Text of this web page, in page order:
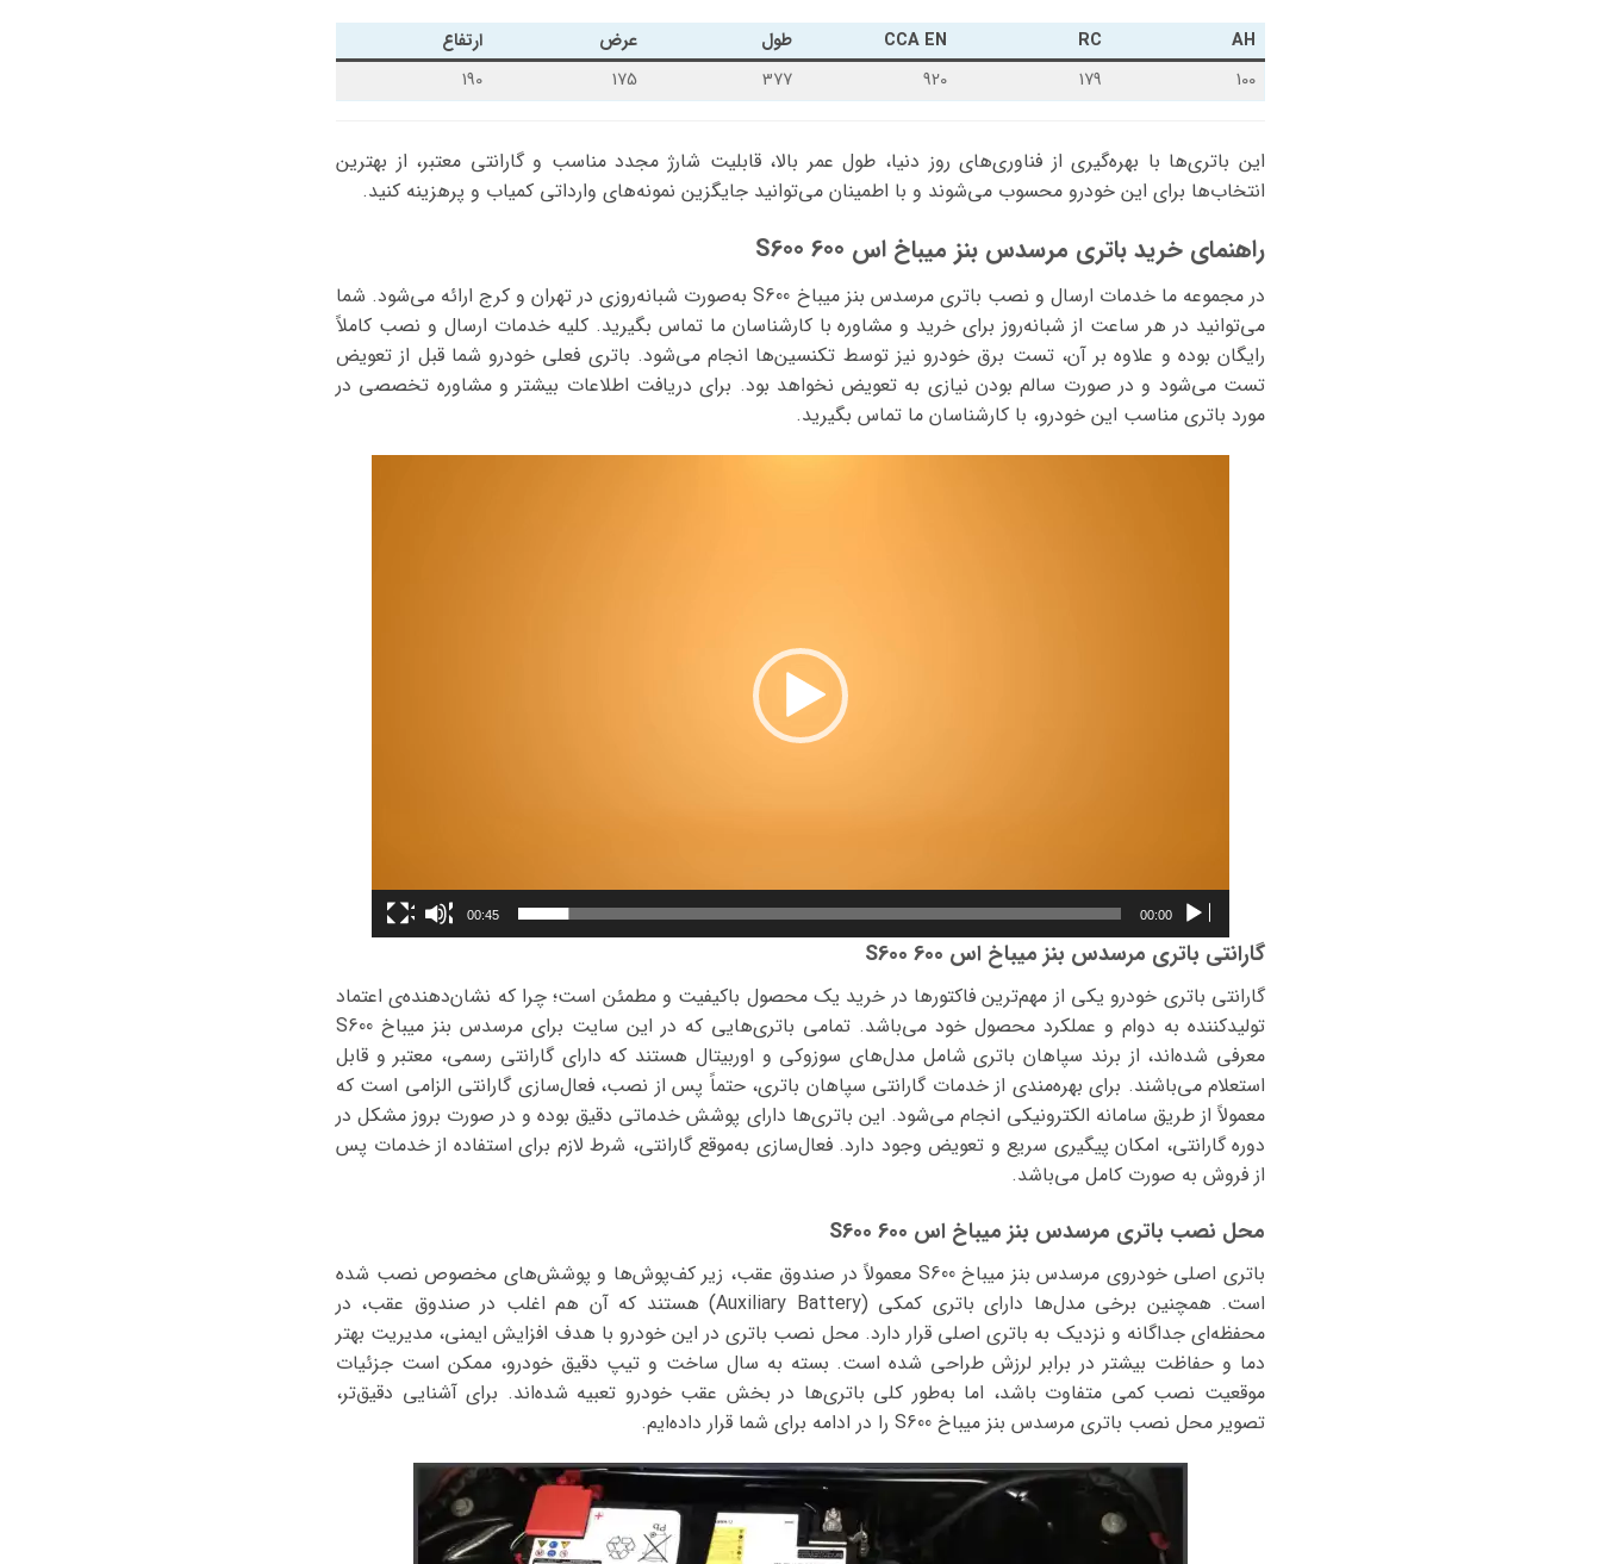
AH
RC
CCA EN طول عرض
ارتفاع
100
179
920
377
175
190
این باتری‌ها با بهره‌گیری از فناوری‌های روز دنیا، طول عمر بالا، قابلیت شارژ مجدد مناسب و گارانتی معتبر، از بهترین
انتخاب‌ها برای این خودرو محسوب می‌شوند و با اطمینان می‌توانید جایگزین نمونه‌های وارداتی کمیاب و پرهزینه کنید.
راهنمای خرید باتری مرسدس بنز میباخ اس 600 S600
در مجموعه ما خدمات ارسال و نصب باتری مرسدس بنز میباخ S600 به‌صورت شبانه‌روزی در تهران و کرج ارائه می‌شود. شما
می‌توانید در هر ساعت از شبانه‌روز برای خرید و مشاوره با کارشناسان ما تماس بگیرید. کلیه خدمات ارسال و نصب کاملاً
رایگان بوده و علاوه بر آن، تست برق خودرو نیز توسط تکنسین‌ها انجام می‌شود. باتری فعلی خودرو شما قبل از تعویض
تست می‌شود و در صورت سالم بودن نیازی به تعویض نخواهد بود. برای دریافت اطلاعات بیشتر و مشاوره تخصصی در
مورد باتری مناسب این خودرو، با کارشناسان ما تماس بگیرید.
00:00
00:45
گارانتی باتری مرسدس بنز میباخ اس 600 S600
گارانتی باتری خودرو یکی از مهم‌ترین فاکتورها در خرید یک محصول باکیفیت و مطمئن است؛ چرا که نشان‌دهنده‌ی اعتماد
تولیدکننده به دوام و عملکرد محصول خود می‌باشد. تمامی باتری‌هایی که در این سایت برای مرسدس بنز میباخ S600
معرفی شده‌اند، از برند سپاهان باتری شامل مدل‌های سوزوکی و اوربیتال هستند که دارای گارانتی رسمی، معتبر و قابل
استعلام می‌باشند. برای بهره‌مندی از خدمات گارانتی سپاهان باتری، حتماً پس از نصب، فعال‌سازی گارانتی الزامی است که
معمولاً از طریق سامانه الکترونیکی انجام می‌شود. این باتری‌ها دارای پوشش خدماتی دقیق بوده و در صورت بروز مشکل در
دوره گارانتی، امکان پیگیری سریع و تعویض وجود دارد. فعال‌سازی به‌موقع گارانتی، شرط لازم برای استفاده از خدمات پس
از فروش به صورت کامل می‌باشد.
محل نصب باتری مرسدس بنز میباخ اس 600 S600
باتری اصلی خودروی مرسدس بنز میباخ S600 معمولاً در صندوق عقب، زیر کف‌پوش‌ها و پوشش‌های مخصوص نصب شده
است. همچنین برخی مدل‌ها دارای باتری کمکی (Auxiliary Battery) هستند که آن هم اغلب در صندوق عقب، در
محفظه‌ای جداگانه و نزدیک به باتری اصلی قرار دارد. محل نصب باتری در این خودرو با هدف افزایش ایمنی، مدیریت بهتر
دما و حفاظت بیشتر در برابر لرزش طراحی شده است. بسته به سال ساخت و تیپ دقیق خودرو، ممکن است جزئیات
موقعیت نصب کمی متفاوت باشد، اما به‌طور کلی باتری‌ها در بخش عقب خودرو تعبیه شده‌اند. برای آشنایی دقیق‌تر،
تصویر محل نصب باتری مرسدس بنز میباخ S600 را در ادامه برای شما قرار داده‌ایم.